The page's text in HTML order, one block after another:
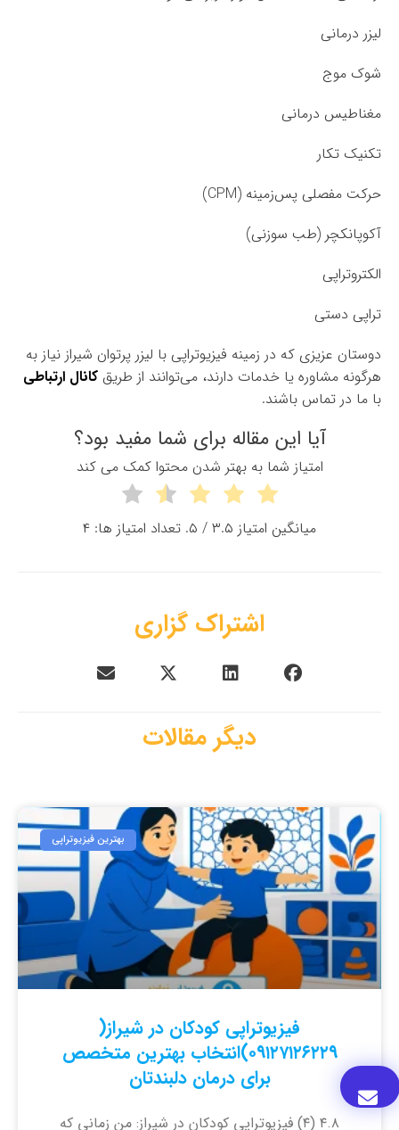
لیزر درمانی
شوک موج
مغناطیس درمانی
تکنیک تکار
حرکت مفصلی پس‌زمینه (CPM)
آکوپانکچر (طب سوزنی)
الکتروتراپی
تراپی دستی
دوستان عزیزی که در زمینه فیزیوتراپی با لیزر پرتوان شیراز نیاز به
هرگونه مشاوره یا خدمات دارند، می‌توانند از طریق کانال ارتباطی
با ما در تماس باشند.
آیا این مقاله برای شما مفید بود؟
امتياز شما به بهتر شدن محتوا کمک مي کند
میانگین امتیاز ۳.۵ / ۵. تعداد امتیاز ها: ۴
اشتراک گزاری
دیگر مقالات
بهترین فیزیوتراپی
فیزیوتراپی کودکان در شیراز(
۰۹۱۲۷۱۲۶۲۲۹)انتخاب بهترین متخصص
برای درمان دلبندتان
۴.۸ (۴) فیزیوتراپی کودکان در شیراز: من زمانی که